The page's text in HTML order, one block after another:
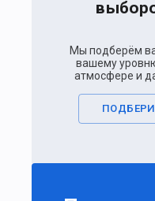
Мы подберём
вашему
атмосфере и